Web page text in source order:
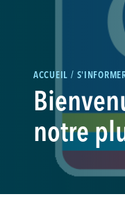
ACCUEIL
notre